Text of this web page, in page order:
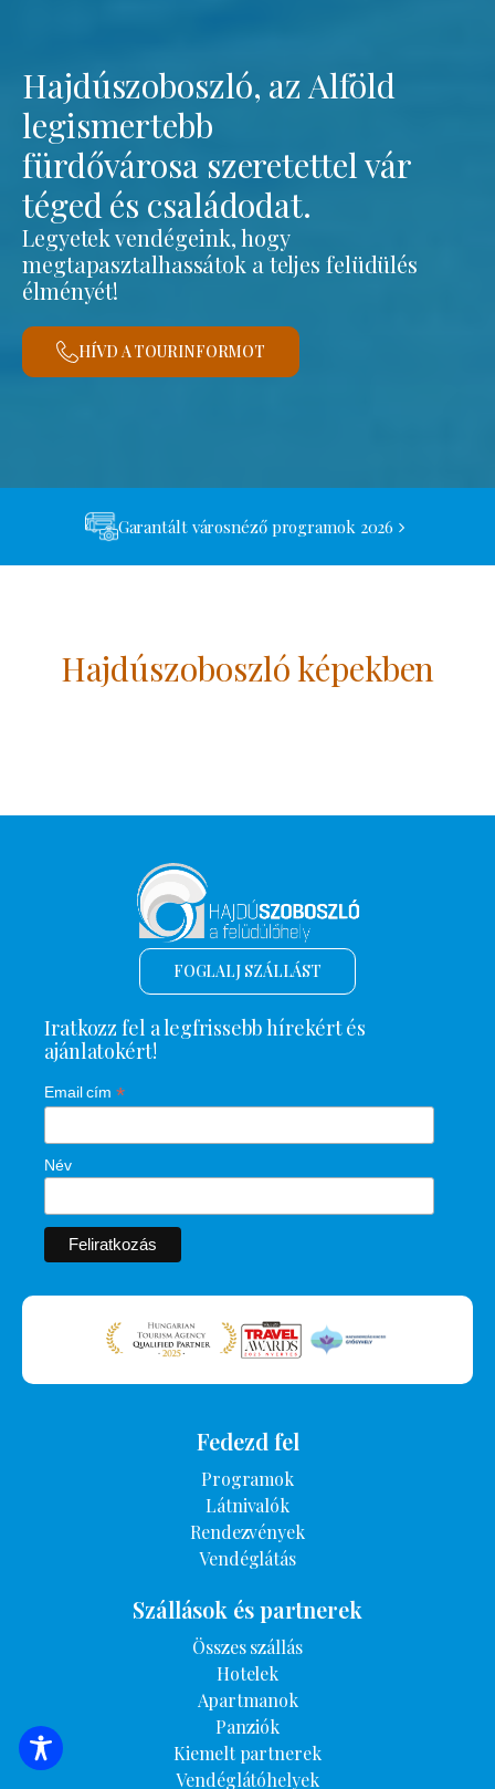
Hajdúszoboszló, az Alföld
legismertebb
fürdővárosa szeretettel vár
téged és családodat.
Legyetek vendégeink, hogy
megtapasztalhassátok a teljes felüdülés
élményét!
HÍVD A TOURINFORMOT
Garantált városnéző programok 2026
Hajdúszoboszló képekben
SZÁLLÁSOK KERESÉSE
FOGLALJ SZÁLLÁST
Iratkozz fel a legfrissebb hírekért és
ajánlatokért!
Email cím *
Név
Fedezd fel
Programok
Látnivalók
Rendezvények
Vendéglátás
Szállások és partnerek
Összes szállás
Hotelek
Apartmanok
Panziók
Kiemelt partnerek
Vendéglátóhelyek